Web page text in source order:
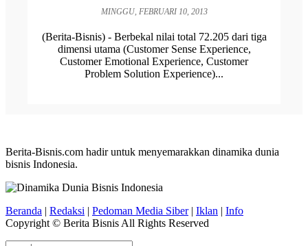
MINGGU, FEBRUARI 10, 2013
(Berita-Bisnis) - Berbekal nilai total 72.205 dari tiga
dimensi utama (Customer Sense Experience,
Customer Emotional Experience, Customer
Problem Solution Experience)...
Berita-Bisnis.com hadir untuk menyemarakkan dinamika dunia
bisnis Indonesia.
Beranda | Redaksi | Pedoman Media Siber| Iklan | Info
Copyright © Berita Bisnis All Rights Reserved